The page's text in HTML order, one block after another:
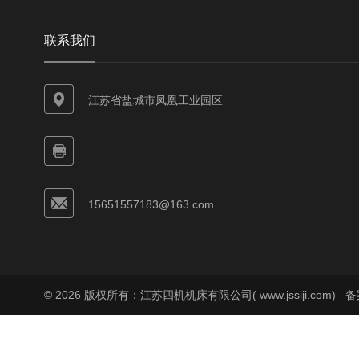
联系我们
江苏省盐城市凤凰工业园区
15651557183@163.com
© 2026 版权所有：江苏四机机床有限公司( www.jssiji.com) 备